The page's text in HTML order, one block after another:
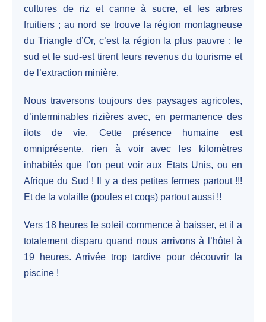
cultures de riz et canne à sucre, et les arbres
fruitiers ; au nord se trouve la région montagneuse
du Triangle d’Or, c’est la région la plus pauvre ; le
sud et le sud-est tirent leurs revenus du tourisme et
de l’extraction minière.
Nous traversons toujours des paysages agricoles,
d’interminables rizières avec, en permanence des
ilots de vie. Cette présence humaine est
omniprésente, rien à voir avec les kilomètres
inhabités que l’on peut voir aux Etats Unis, ou en
Afrique du Sud ! Il y a des petites fermes partout !!!
Et de la volaille (poules et coqs) partout aussi !!
Vers 18 heures le soleil commence à baisser, et il a
totalement disparu quand nous arrivons à l’hôtel à
19 heures. Arrivée trop tardive pour découvrir la
piscine !